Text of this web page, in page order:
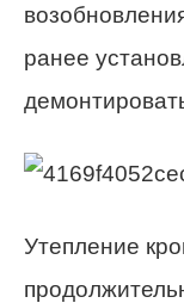
ранее
Утепление